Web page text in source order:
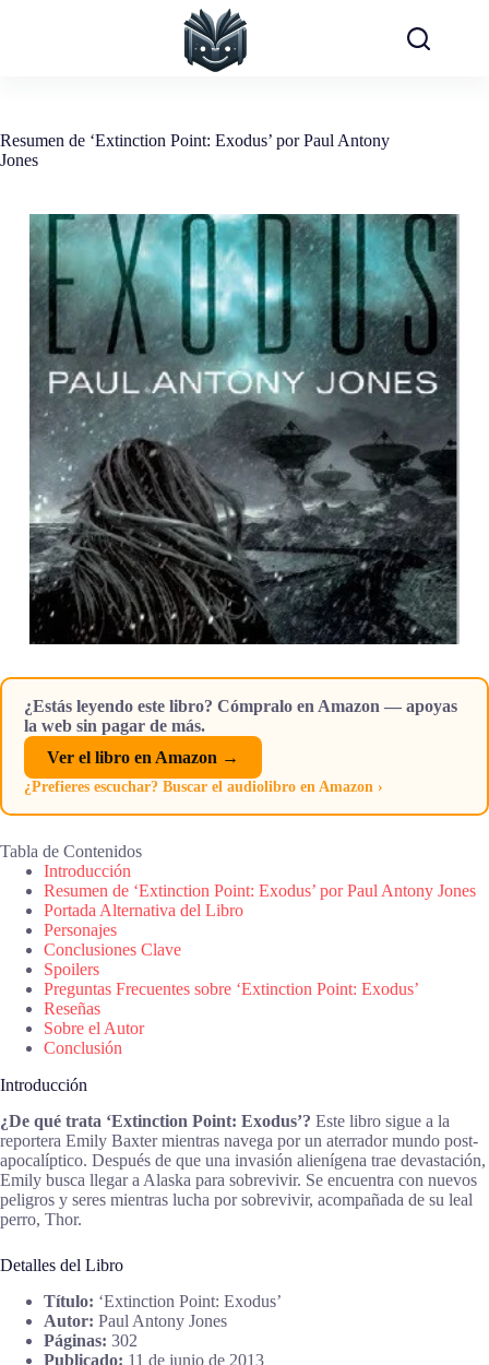
Resumen de ‘Extinction Point: Exodus’ por Paul Antony
Jones
¿Estás leyendo este libro? Cómpralo en Amazon — apoyas
la web sin pagar de más.
Ver el libro en Amazon →
¿Prefieres escuchar? Buscar el audiolibro en Amazon ›
Tabla de Contenidos
Introducción
Resumen de ‘Extinction Point: Exodus’ por Paul Antony Jones
Portada Alternativa del Libro
Personajes
Conclusiones Clave
Spoilers
Preguntas Frecuentes sobre ‘Extinction Point: Exodus’
Reseñas
Sobre el Autor
Conclusión
Introducción
¿De qué trata ‘Extinction Point: Exodus’? Este libro sigue a la
reportera Emily Baxter mientras navega por un aterrador mundo post-
apocalíptico. Después de que una invasión alienígena trae devastación,
Emily busca llegar a Alaska para sobrevivir. Se encuentra con nuevos
peligros y seres mientras lucha por sobrevivir, acompañada de su leal
perro, Thor.
Detalles del Libro
Título: ‘Extinction Point: Exodus’
Autor: Paul Antony Jones
Páginas: 302
Publicado: 11 de junio de 2013